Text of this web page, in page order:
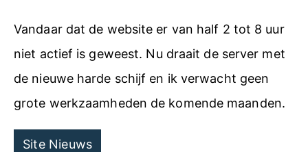
Vandaar dat de website er van half 2 tot 8 uur
niet actief is geweest. Nu draait de server met
de nieuwe harde schijf en ik verwacht geen
grote werkzaamheden de komende maanden.
Site Nieuws